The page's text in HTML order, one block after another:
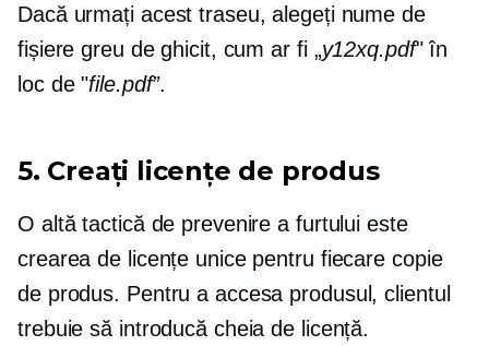
Dacă urmați acest traseu, alegeți nume de
fișiere greu de ghicit, cum ar fi „y12xq.pdf" în
loc de "file.pdf”.
5. Creați licențe de produs
O altă tactică de prevenire a furtului este
crearea de licențe unice pentru fiecare copie
de produs. Pentru a accesa produsul, clientul
trebuie să introducă cheia de licență.